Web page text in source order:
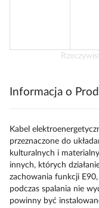
galerii
Informacja o
Kabel
przeznaczone do
kulturalnych i
innych, których
zachowania funkcji
podczas spalania nie
powinny być